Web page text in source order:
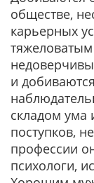
обществе,
карьерных
и
складом
поступков,
профессии
психологи,